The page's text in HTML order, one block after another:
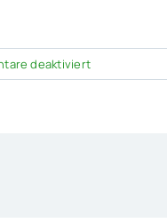
deaktiviertfür
Wasserforum